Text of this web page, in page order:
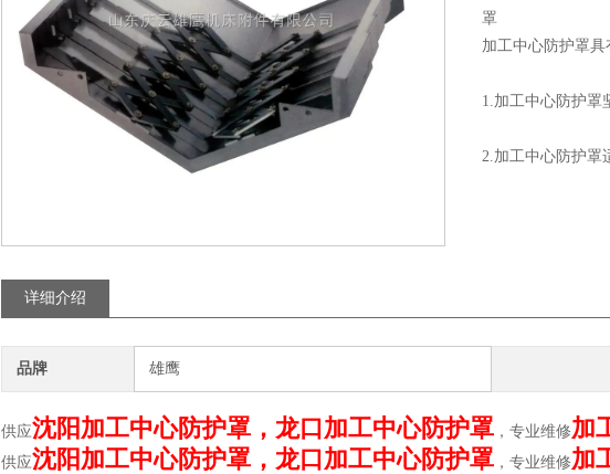
罩
加工中心防护罩具
1.加工中心防护罩
2.加工中心防护罩
详细介绍
品牌 雄鹰
供应沈阳加工中心防护罩，龙口加工中心防护罩 ，专业维修加
供应沈阳加工中心防护罩，龙口加工中心防护罩 ，专业维修加